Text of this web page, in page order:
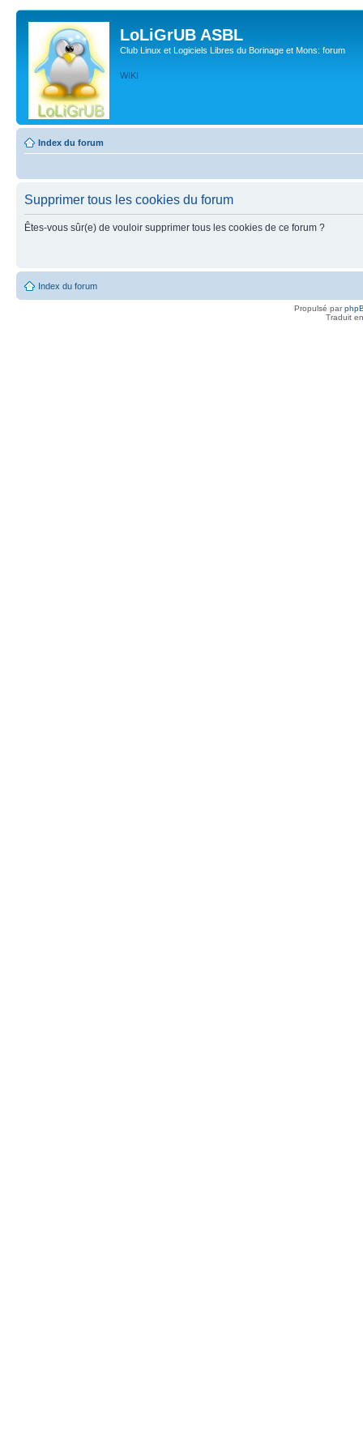
LoLiGrUB ASBL
Club Linux et Logiciels Libres du Borinage et Mons: forum
WIKI
Index du forum
Supprimer tous les cookies du forum
Êtes-vous sûr(e) de vouloir supprimer tous les cookies de ce forum ?
Index du forum
Propulsé par
Traduit